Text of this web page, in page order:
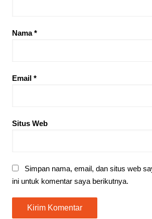
Nama*
Email *
Situs Web
Simpan nama, email, dan situs web
ini untuk komentar saya berikutnya.